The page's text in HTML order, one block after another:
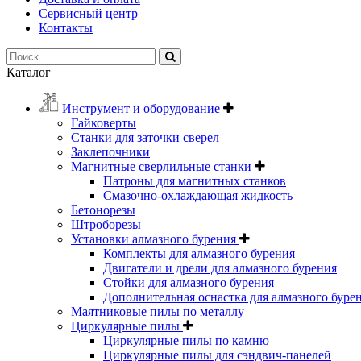
Сервисный центр
Контакты
Каталог
Инструмент и оборудование
Гайковерты
Станки для заточки сверел
Заклепочники
Магнитные сверлильные станки
Патроны для магнитных станков
Смазочно-охлаждающая жидкость
Бетонорезы
Штроборезы
Установки алмазного бурения
Комплекты для алмазного бурения
Двигатели и дрели для алмазного бурения
Стойки для алмазного бурения
Дополнительная оснастка для алмазного
Маятниковые пилы по металлу
Циркулярные пилы
Циркулярные пилы по камню
Циркулярные пилы для сэндвич-панелей